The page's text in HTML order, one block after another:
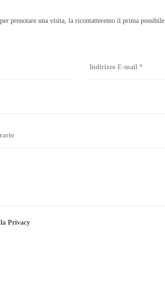
prenotare una visita, la ricontatteremo il prima
Privacy